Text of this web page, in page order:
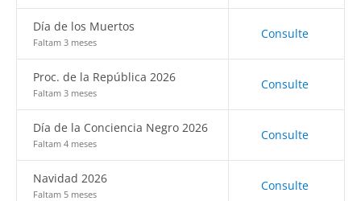
Día de los Muertos
Faltam 3 meses
Consulte
Proc. de la República 2026
Faltam 3 meses
Consulte
Día de la Conciencia Negro 2026
Faltam 4 meses
Consulte
Navidad 2026
Faltam 5 meses
Consulte